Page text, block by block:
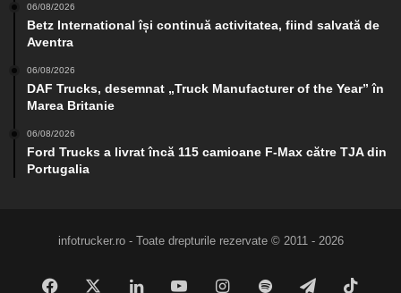
06/08/2026
Betz International își continuă activitatea, fiind salvată de
Aventra
06/08/2026
DAF Trucks, desemnat „Truck Manufacturer of the Year” în
Marea Britanie
06/08/2026
Ford Trucks a livrat încă 115 camioane F-Max către TJA din
Portugalia
infotrucker.ro - Toate drepturile rezervate © 2011 - 2026
Facebook LinkedInYouTubeInstagram
Spotify Telegram